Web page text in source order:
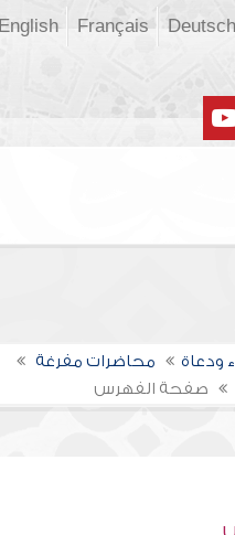
Deutsch
Français
English
ودعاة
محاضرات مفرغة
صفحة الفهرس